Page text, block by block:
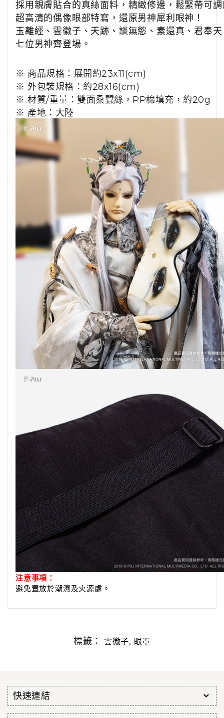
採用親膚貼合的真絲面料，精緻修邊，鬆緊帶可
超高清的偶像眼部特寫，還原男神犀利眼神！
玉離經、雲徽子、天跡、談無慾、素還真、君奉
七位男神齊登場。
※ 商品規格：展開約23x11(cm)
※ 外包裝規格：約28x16(cm)
※ 材質/重量：雙面桑蠶絲，PP棉填充，約20g
※ 產地：大陸
注意事項：
避免置放於潮濕及火源處。
標籤：雲徽子, 眼罩
快速連結